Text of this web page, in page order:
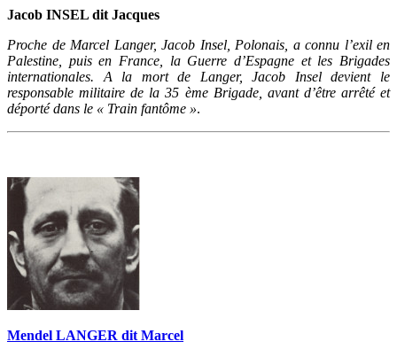
Jacob INSEL dit Jacques
Proche de Marcel Langer, Jacob Insel, Polonais, a connu l’exil en
Palestine, puis en France, la Guerre d’Espagne et les Brigades
internationales. A la mort de Langer, Jacob Insel devient le
responsable militaire de la 35 ème Brigade, avant d’être arrêté et
déporté dans le « Train fantôme ».
Mendel LANGER dit Marcel